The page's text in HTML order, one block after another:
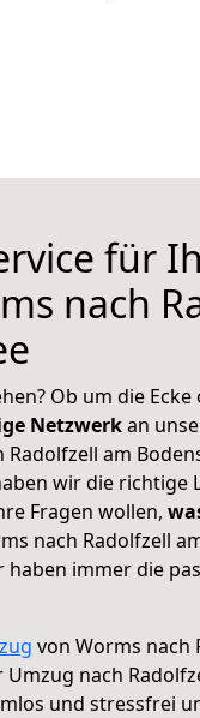
für
nach
Ob um die
Netzwerkan
am
wir die richtige
Fragen wollen,
nach Radolfzell
haben immer die
von Worms nach
nach
und stressfrei